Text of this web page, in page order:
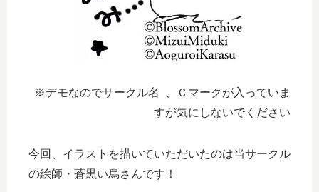
※デモなのでサークル名 、Ｃマークが入っていま
すが気にしないでください
今回、イラストを描いていただいたのは当サークル
の絵師・蒼黒い烏さんです！